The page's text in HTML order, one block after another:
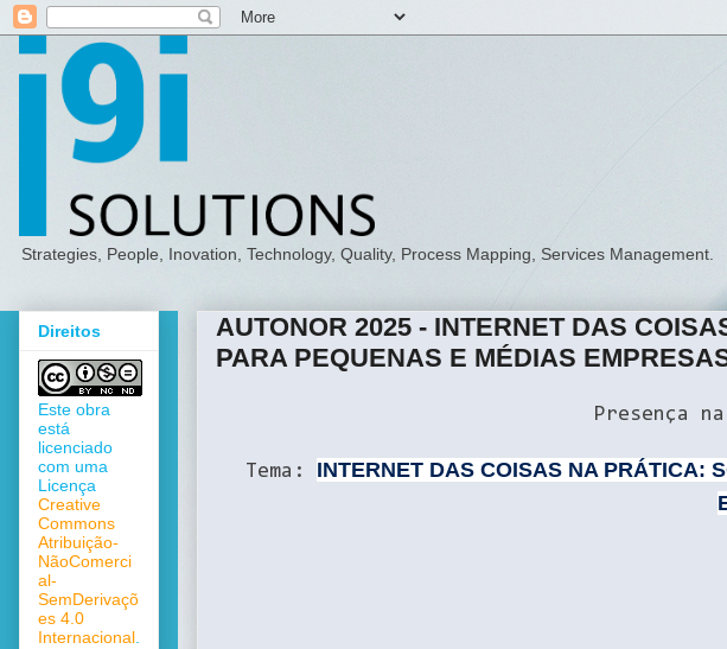
Strategies, People, Inovation, Technology, Quality, Process Mapping, Services Management.
AUTONOR 2025 - INTERNET DAS
PARA PEQUENAS E MÉDIAS
Presença na
Tema: INTERNET DAS COISAS NA PRÁTICA:
Direitos
Este obra
está
licenciado
com uma
Licença
Creative
Commons
Atribuição-
NãoComerci
al-
SemDerivaçõ
es 4.0
Internacional.